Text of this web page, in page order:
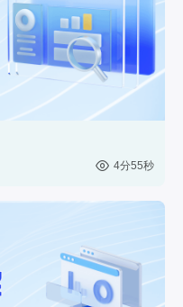
4分55秒